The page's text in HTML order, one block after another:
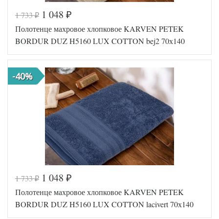
Код товара
570-949
Артикул
FIR1256
5000127
54
Количество
предметов
1
предмет
Размер
полотенец
70х140
(1шт)
Хлопок-
Махра
Производитель
Karven
(Турция)
Код товара
570-950
Артикул
FIR1256
5000127
53
1 733₽ 1 048 ₽
Полотенце махровое хлопковое KARVEN PETEK
BORDUR DUZ H5160 LUX COTTON bej2 70х140
-40%
1 733₽ 1 048 ₽
Полотенце махровое хлопковое KARVEN PETEK
BORDUR DUZ H5160 LUX COTTON lacivert 70х140